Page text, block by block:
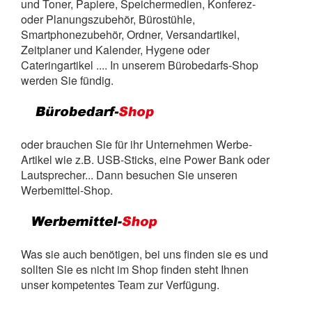
und Toner, Papiere, Speichermedien, Konferez-
oder Planungszubehör, Bürostühle,
Smartphonezubehör, Ordner, Versandartikel,
Zeitplaner und Kalender, Hygene oder
Cateringartikel .... In unserem Bürobedarfs-Shop
werden Sie fündig.
oder brauchen Sie für ihr Unternehmen Werbe-
Artikel wie z.B. USB-Sticks, eine Power Bank oder
Lautsprecher... Dann besuchen Sie unseren
Werbemittel-Shop.
Was sie auch benötigen, bei uns finden sie es und
sollten Sie es nicht im Shop finden steht Ihnen
unser kompetentes Team zur Verfügung.